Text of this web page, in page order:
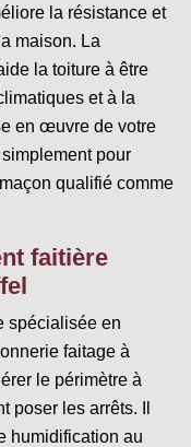
la résistance et
maison. La
la toiture à être
et à la
en œuvre de votre
pour
qualifié comme
faitière
spécialisée en
faitage à
le périmètre à
poser les arrêts. Il
humidification au